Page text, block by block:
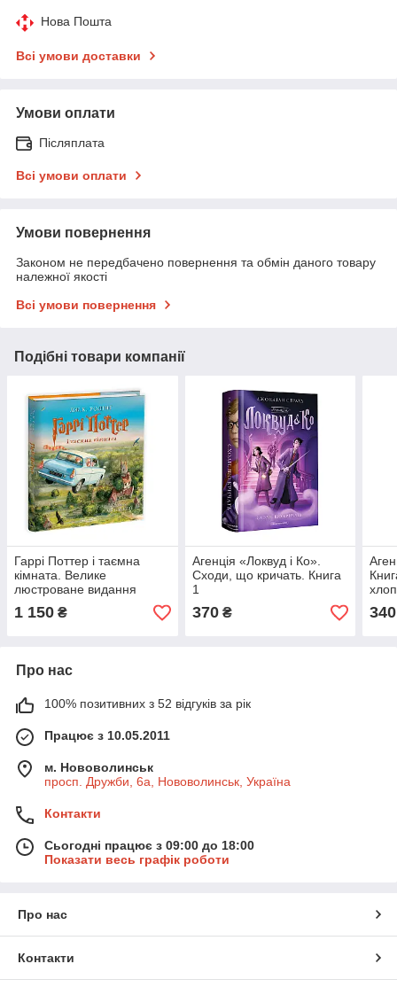
Нова Пошта
Всі умови доставки
Умови оплати
Післяплата
Всі умови оплати
Умови повернення
Законом не передбачено повернення та обмін даного товару
належної якості
Всі умови повернення
Подібні товари компанії
Гаррі Поттер і таємна
кімната. Велике
люстроване видання
1 150 ₴
Агенція «Локвуд і Ко».
Сходи, що кричать. Книга
1
370₴ 340
Про нас
100% позитивних з 52 відгуків за рік
Працює з 10.05.2011
м. Нововолинськ
просп. Дружби, 6а, Нововолинськ, Україна
Контакти
Сьогодні працює з 09:00 до 18:00
Показати весь графік роботи
Про нас
Контакти